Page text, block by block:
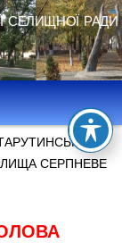
селищної ради
СЕРПНЕВЕ